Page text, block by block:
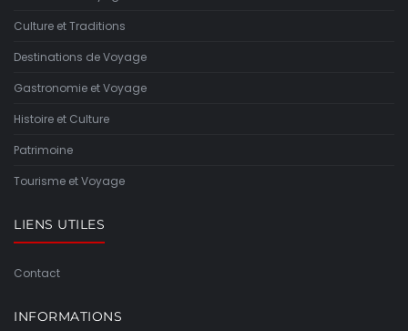
Culture et Traditions
Destinations de Voyage
Gastronomie et Voyage
Histoire et Culture
Patrimoine
Tourisme et Voyage
LIENS UTILES
Contact
INFORMATIONS